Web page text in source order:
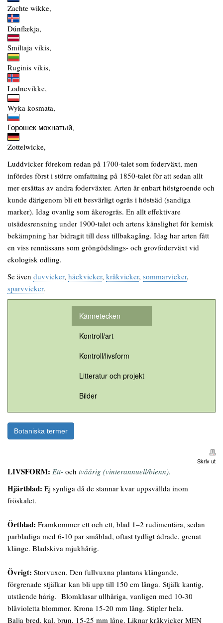
Zachte wikke,
Dúnflækja,
Smiltaja vikis,
Ruginis vikis,
Lodnevikke,
Wyka kosmata,
Горошек мохнатый,
Zottelwicke,
Luddvicker förekom redan på 1700-talet som foderväxt, men
infördes först i större omfattning på 1850-talet för att sedan allt
mer ersättas av andra foderväxter. Arten är enbart höstgroende och
kunde därigenom bli ett besvärligt ogräs i höstsäd (sandiga
marker). Idag ovanlig som åkerogräs. En allt effektivare
utsädesrensning under 1900-talet och artens känslighet för kemisk
bekämpning har bidragit till dess tillbakagång. Idag har arten fått
en viss rennässans som gröngödslings- och grovfoderväxt vid
ekologisk odling.
Se även duvvicker, häckvicker, kråkvicker, sommarvicker,
sparvvicker.
Kännetecken
Kontroll/art
Kontroll/livsform
Litteratur och projekt
Bilder
Botaniska termer
Skriv ut
LIVSFORM: Ett- och tvåårig (vinterannuell/bienn).
Hjärtblad: Ej synliga då de stannar kvar uppsvällda inom
fröskalet.
Örtblad: Framkommer ett och ett, blad 1–2 rudimentära, sedan
parbladiga med 6-10 par småblad, oftast tydligt ådrade, grenat
klänge. Bladskiva mjukhårig.
Övrigt: Storvuxen. Den fullvuxna plantans klängande,
förgrenade stjälkar kan bli upp till 150 cm långa. Stjälk kantig,
utstående hårig. Blomklasar ullhåriga, vanligen med 10-30
blåvioletta blommor. Krona 15-20 mm lång. Stipler hela.
Balja bred, kal, brun, 15-25 mm lång. Liknar kråkvicker MEN